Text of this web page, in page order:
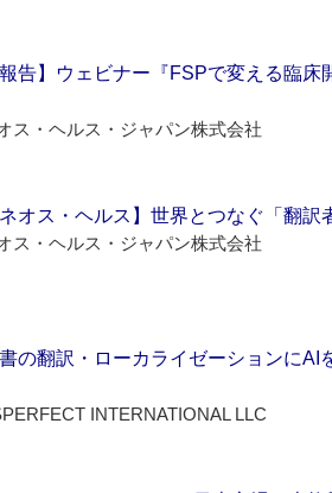
報告】ウェビナー『FSPで変える臨
ス・ヘルス・ジャパン株式会社
ネオス・ヘルス】世界とつなぐ「翻
ス・ヘルス・ジャパン株式会社
の翻訳・ローカライゼーションにAI
INTERNATIONAL LLC